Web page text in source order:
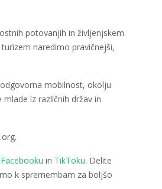
potovanjih in življenjskem
naredimo pravičnejši,
mobilnost, okolju
iz različnih držav in
Facebooku in TikToku. Delite
k spremembam za boljšo